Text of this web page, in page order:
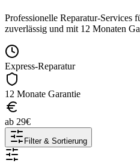
Professionelle Reparatur-Services
zuverlässig und mit 12 Monaten
Express-Reparatur
12 Monate Garantie
ab 29€
Filter & Sortierung